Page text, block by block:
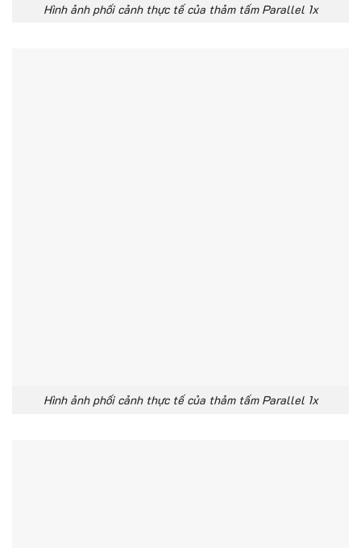
Hình ảnh phối cảnh thực tế của thảm tấm Parallel 1x
Hình ảnh phối cảnh thực tế của thảm tấm Parallel 1x